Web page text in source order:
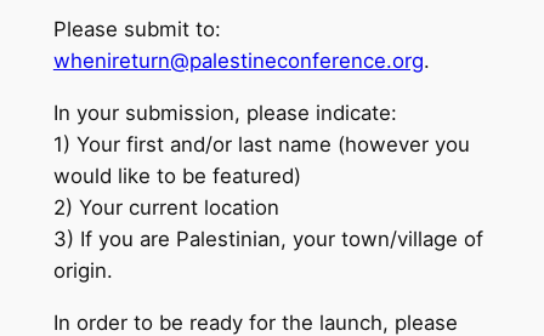
Please submit to:
whenireturn@palestineconference.org.
In your submission, please indicate:
1) Your first and/or last name (however you
would like to be featured)
2) Your current location
3) If you are Palestinian, your town/village of
origin.
In order to be ready for the launch, please